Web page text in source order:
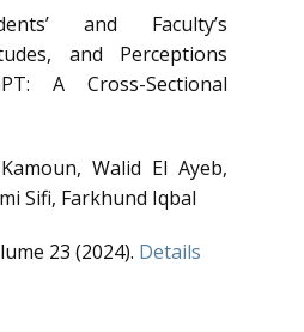
and Faculty’s
and Perceptions
A Cross-Sectional
Walid El Ayeb,
Sifi, Farkhund Iqbal
23 (2024). Details